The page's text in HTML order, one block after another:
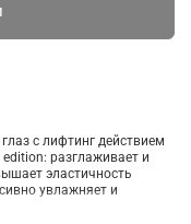
с лифтинг действием
разглаживает и
эластичность
увлажняет и